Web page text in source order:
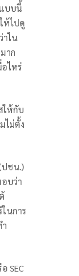
บบนี้
ห้ไปดู
ใน
าก
ไหร่
ให้กับ
ไม่ตั้ง
ปชน.)
บว่า
นการ
SEC